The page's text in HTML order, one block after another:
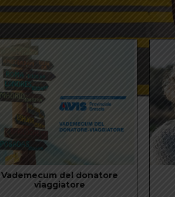
Vademecum del donatore
viaggiatore
le
Scopri le convenzioni che abbiamo
donatori.
MAGGIORI INFO